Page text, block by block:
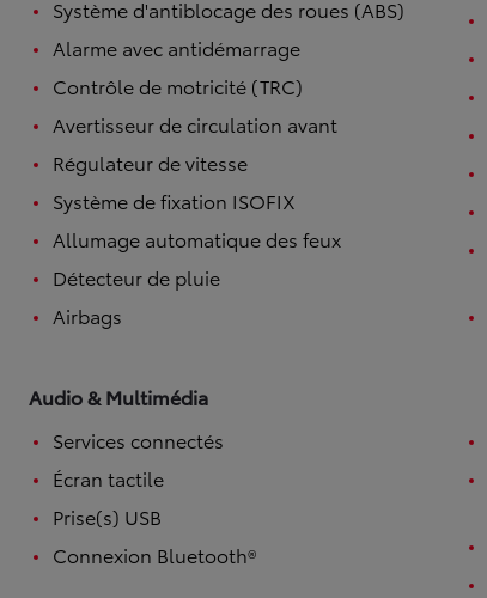
Système d'antiblocage des roues (ABS)
Alarme avec antidémarrage
Contrôle de motricité (TRC)
Avertisseur de circulation avant
Régulateur de vitesse
Système de fixation ISOFIX
Allumage automatique des feux
Détecteur de pluie
Airbags
Audio & Multimédia
Services connectés
Écran tactile
Prise(s) USB
Connexion Bluetooth®